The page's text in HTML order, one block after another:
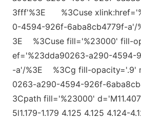
3fff'%3E %3Cuse xlink:href=
0-4594-926f-6aba8cb4779f-a'/
3E %3Cuse fill='%23000' fill-
ef='%23dda90263-a290-4594-
-a'/%3E %3Cg fill-opacity='.9'
0263-a290-4594-926f-
3Cpath fill='%23000' d=
5l1.179-1.179 4.125 4.125 4.124-